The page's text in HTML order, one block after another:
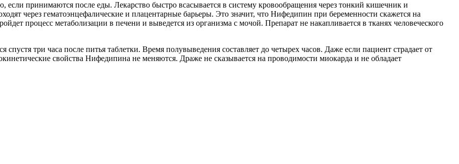
принимаются после еды. Лекарство быстро всасывается в систему кровообращения через тонкий кишечник и
через гематоэнцефалические и плацентарные барьеры. Это значит, что Нифедипин при беременности скажется на
процесс метаболизации в печени и выведется из организма с мочой. Препарат не накапливается в тканях человеческого
три часа после питья таблетки. Время полувыведения составляет до четырех часов. Даже если пациент страдает от
свойства Нифедипина не меняются. Драже не сказывается на проводимости миокарда и не обладает